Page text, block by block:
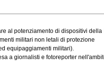
al potenziamento di dispositivi della
militari non letali di protezione
equipaggiamenti militari).
a giornalisti e fotoreporter